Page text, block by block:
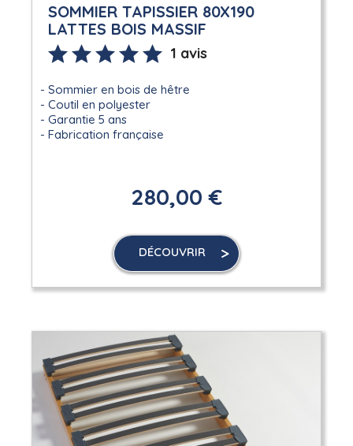
SOMMIER TAPISSIER 80X190
LATTES BOIS MASSIF
1 avis
Sommier en bois de hêtre
Coutil en polyester
Garantie 5 ans
Fabrication française
280,00 €
DÉCOUVRIR